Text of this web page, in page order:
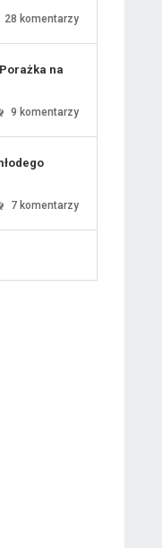
28 komentarzy
na
9 komentarzy
7 komentarzy